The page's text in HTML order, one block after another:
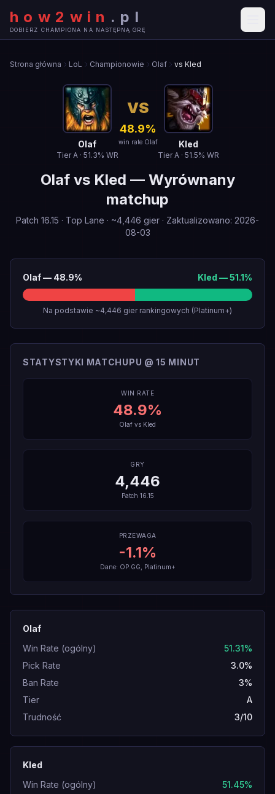
how2win . pl
DOBIERZ CHAMPIONA NA NASTĘPNĄ GRĘ
Strona główna LoL Championowie Olaf vs Kled
Olaf
TierA· 51.3% WR
VS
48.9%
win rate Olaf Kled
TierA· 51.5% WR
Olafvs Kled — Wyrównany
matchup
Patch 16.15 · Top Lane · ~4,446 gier · Zaktualizowano: 2026-
08-03
Olaf— 48.9% Kled —51.1%
Na podstawie ~4,446 gier rankingowych (Platinum+)
STATYSTYKI MATCHUPU @ 15 MINUT
WIN RATE
48.9%
Olaf vs Kled
GRY
4,446
Patch 16.15
PRZEWAGA
-1.1%
Dane: OP.GG, Platinum+
Olaf
Win Rate (ogólny)
51.31%
Pick Rate
3.0%
Ban Rate
3%
Tier
A
Trudność
3/10
Kled
Win Rate (ogólny)
51.45%